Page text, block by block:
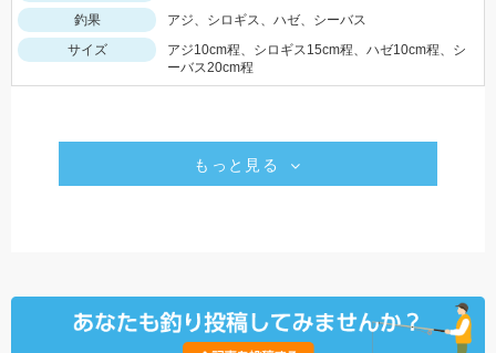
釣果
アジ、シロギス、ハゼ、シーバス
サイズ
アジ10cm程、シロギス15cm程、ハゼ10cm程、シ
ーバス20cm程
もっと見る